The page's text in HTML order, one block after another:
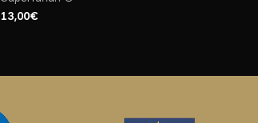
13,00€